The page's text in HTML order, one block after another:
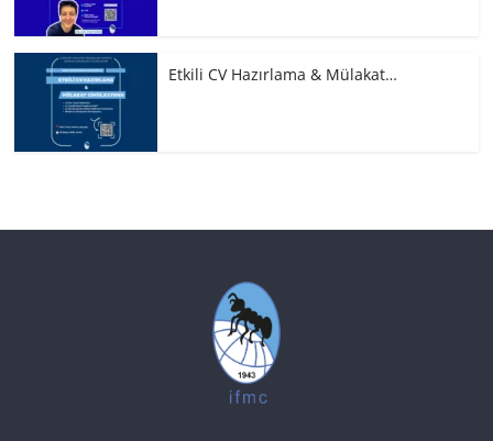
Etkili CV Hazırlama & Mülakat…